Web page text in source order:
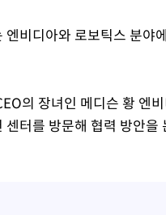
비디아와 로보틱스 분야
의 장녀인 메디슨 황 엔
센터를 방문해 협력 방안을